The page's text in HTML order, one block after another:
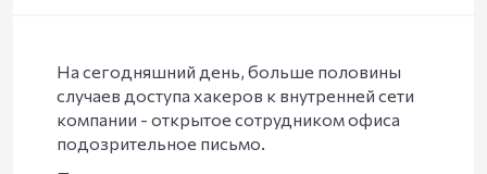
На сегодняшний день, больше половины
случаев доступа хакеров к внутренней сети
компании - открытое сотрудником офиса
подозрительное письмо.